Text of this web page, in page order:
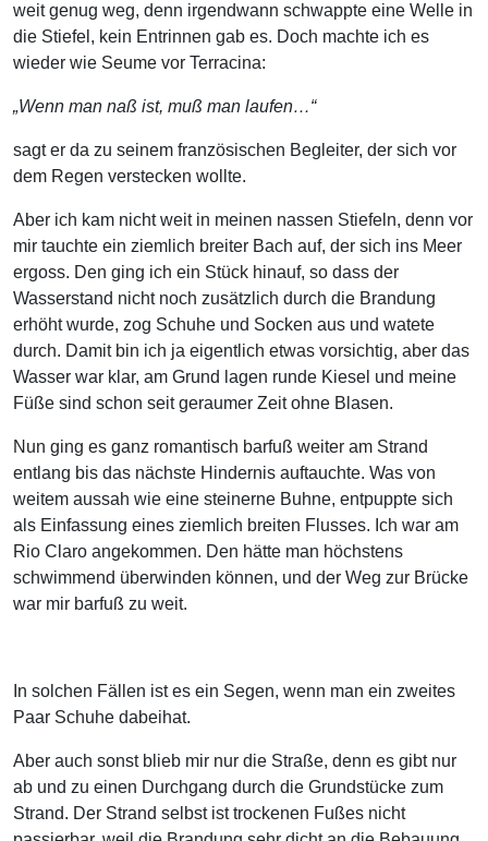
weit genug weg, denn irgendwann schwappte eine Welle in
die Stiefel, kein Entrinnen gab es. Doch machte ich es
wieder wie Seume vor Terracina:
„Wenn man naß ist, muß man laufen…“
sagt er da zu seinem französischen Begleiter, der sich vor
dem Regen verstecken wollte.
Aber ich kam nicht weit in meinen nassen Stiefeln, denn vor
mir tauchte ein ziemlich breiter Bach auf, der sich ins Meer
ergoss. Den ging ich ein Stück hinauf, so dass der
Wasserstand nicht noch zusätzlich durch die Brandung
erhöht wurde, zog Schuhe und Socken aus und watete
durch. Damit bin ich ja eigentlich etwas vorsichtig, aber das
Wasser war klar, am Grund lagen runde Kiesel und meine
Füße sind schon seit geraumer Zeit ohne Blasen.
Nun ging es ganz romantisch barfuß weiter am Strand
entlang bis das nächste Hindernis auftauchte. Was von
weitem aussah wie eine steinerne Buhne, entpuppte sich
als Einfassung eines ziemlich breiten Flusses. Ich war am
Rio Claro angekommen. Den hätte man höchstens
schwimmend überwinden können, und der Weg zur Brücke
war mir barfuß zu weit.
In solchen Fällen ist es ein Segen, wenn man ein zweites
Paar Schuhe dabeihat.
Aber auch sonst blieb mir nur die Straße, denn es gibt nur
ab und zu einen Durchgang durch die Grundstücke zum
Strand. Der Strand selbst ist trockenen Fußes nicht